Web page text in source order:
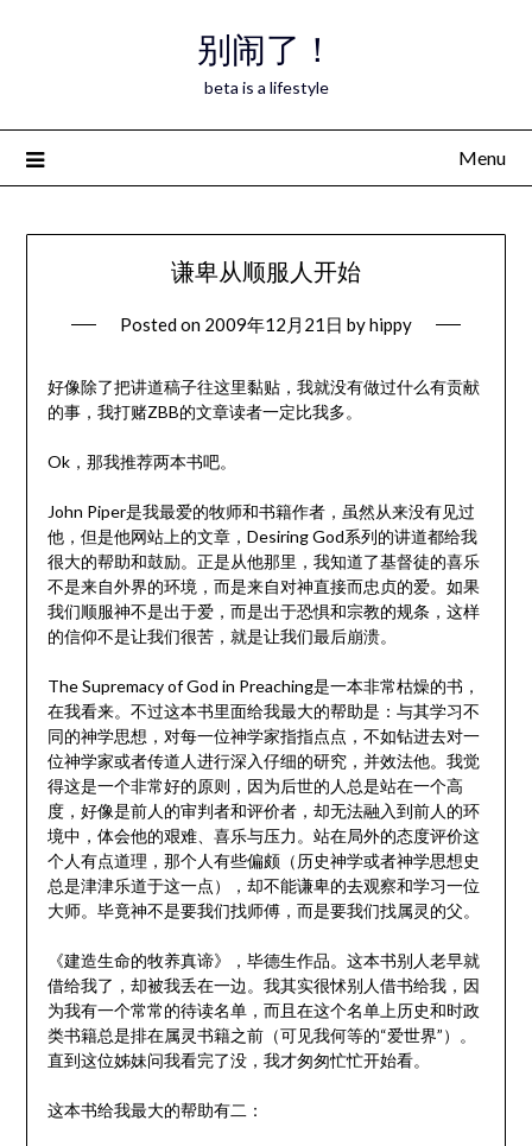
别闹了！
beta is a lifestyle
Menu
谦卑从顺服人开始
Posted on 2009年12月21日 byhippy
好像除了把讲道稿子往这里黏贴，我就没有做过什么有贡献
的事，我打赌ZBB的文章读者一定比我多。
Ok，那我推荐两本书吧。
John Piper是我最爱的牧师和书籍作者，虽然从来没有见过
他，但是他网站上的文章，Desiring God系列的讲道都给我
很大的帮助和鼓励。正是从他那里，我知道了基督徒的喜乐
不是来自外界的环境，而是来自对神直接而忠贞的爱。如果
我们顺服神不是出于爱，而是出于恐惧和宗教的规条，这样
的信仰不是让我们很苦，就是让我们最后崩溃。
The Supremacy of God in Preaching是一本非常枯燥的书，
在我看来。不过这本书里面给我最大的帮助是：与其学习不
同的神学思想，对每一位神学家指指点点，不如钻进去对一
位神学家或者传道人进行深入仔细的研究，并效法他。我觉
得这是一个非常好的原则，因为后世的人总是站在一个高
度，好像是前人的审判者和评价者，却无法融入到前人的环
境中，体会他的艰难、喜乐与压力。站在局外的态度评价这
个人有点道理，那个人有些偏颇（历史神学或者神学思想史
总是津津乐道于这一点），却不能谦卑的去观察和学习一位
大师。毕竟神不是要我们找师傅，而是要我们找属灵的父。
《建造生命的牧养真谛》，毕德生作品。这本书别人老早就
借给我了，却被我丢在一边。我其实很怵别人借书给我，因
为我有一个常常的待读名单，而且在这个名单上历史和时政
类书籍总是排在属灵书籍之前（可见我何等的“爱世界”）。
直到这位姊妹问我看完了没，我才匆匆忙忙开始看。
这本书给我最大的帮助有二：